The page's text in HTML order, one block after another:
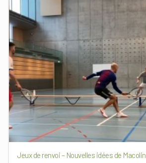
Jeux de renvoi – Nouvelles idées de Macolin